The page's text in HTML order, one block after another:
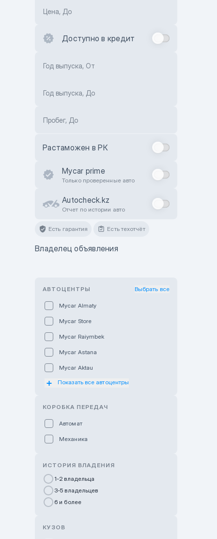
Цена, До
Доступно в кредит
Год выпуска, От
Год выпуска, До
Пробег, До
Растаможен в РК
Mycar prime
Только проверенные авто
Autocheck.kz
Отчет по истории авто
Есть гарантия Есть техотчёт
Владелец объявления
АВТОЦЕНТРЫ Выбрать все
Mycar Almaty
Mycar Store
Mycar Raiymbek
Mycar Astana
Mycar Aktau
Mycar Uralsk
GWM Nurly Zhol
Chery Astana
Показать все автоцентры
КОРОБКА ПЕРЕДАЧ
Автомат
Механика
ИСТОРИЯ ВЛАДЕНИЯ
1-2 владельца
3-5 владельцев
6 и более
КУЗОВ